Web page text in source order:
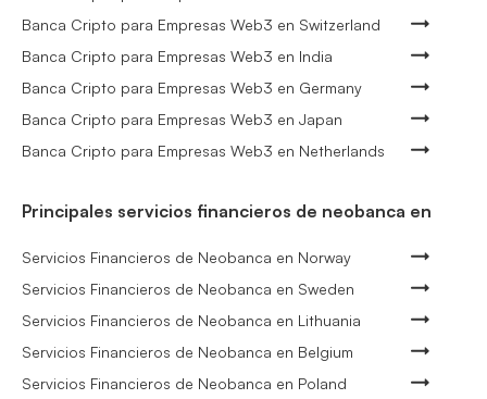
Banca Cripto para Empresas Web3 en Switzerland
Banca Cripto para Empresas Web3 en India
Banca Cripto para Empresas Web3 en Germany
Banca Cripto para Empresas Web3 en Japan
Banca Cripto para Empresas Web3 en Netherlands
Principales servicios financieros de neobanca en
Servicios Financieros de Neobanca en Norway
Servicios Financieros de Neobanca en Sweden
Servicios Financieros de Neobanca en Lithuania
Servicios Financieros de Neobanca en Belgium
Servicios Financieros de Neobanca en Poland